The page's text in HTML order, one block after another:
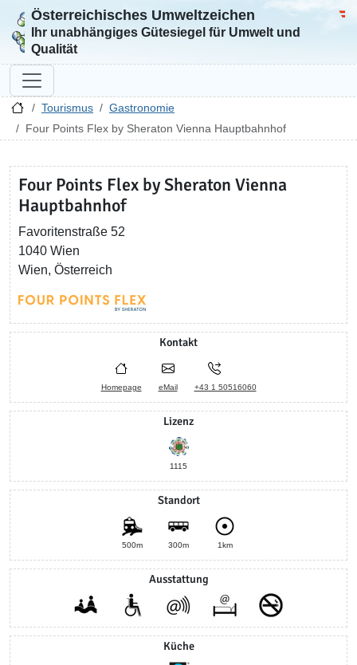
Zur Startseite
Österreichisches Umweltzeichen
Ihr unabhängiges Gütesiegel für Umwelt und
Qualität
Tourismus
Gastronomie
Four Points Flex by Sheraton Vienna Hauptbahnhof
Four Points Flex by Sheraton Vienna
Hauptbahnhof
Favoritenstraße 52
1040 Wien
Wien, Österreich
Kontakt
Homepage eMail +43 1 50516060
Lizenz
1115
Standort
500m 300m 1km
Ausstattung
Küche